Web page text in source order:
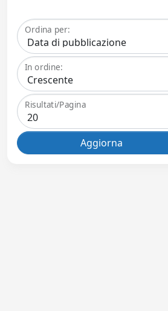
Ordina per:
In ordine:
Risultati/Pagina